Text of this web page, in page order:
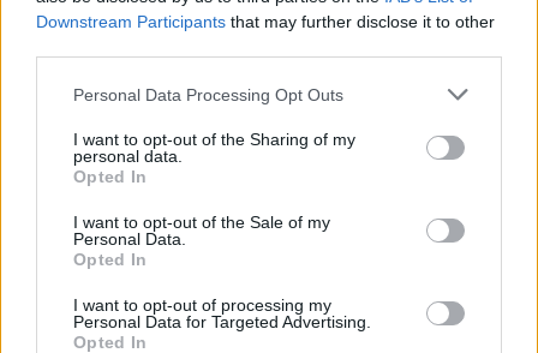
Downstream Participants that may further disclose it to other
Personal Data Processing Opt Outs
I want to opt-out of the Sharing of my
personal data.
Opted In
I want to opt-out of the Sale of my
Personal Data.
Opted In
I want to opt-out of processing my
Personal Data for Targeted Advertising.
Opted In
Wysoka Wydajność
Różne
Kompatybilne z: